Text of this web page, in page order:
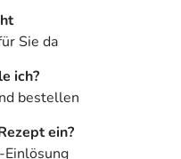
Sie da
ich?
bestellen
ein?